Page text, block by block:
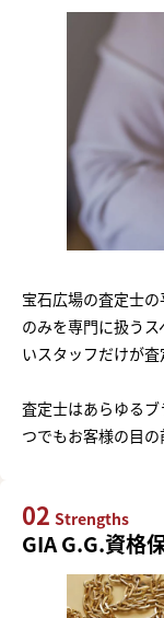
宝石広場の査定士
のみを専門に扱う
いスタッフだけが査
査定士はあらゆる
つでもお客様の目の
02 Strengths
GIA G.G.資格